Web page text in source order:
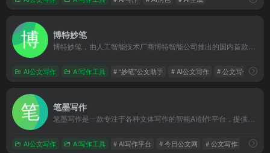
博特妙笔
AI公文写作 AI写作工具 # “妙笔”公文助手 # AI公文写作 # 公文写作AI工具
笔墨写作
AI公文写作 AI写作工具 # AI写作平台 # 今日公文网 # 公文写作